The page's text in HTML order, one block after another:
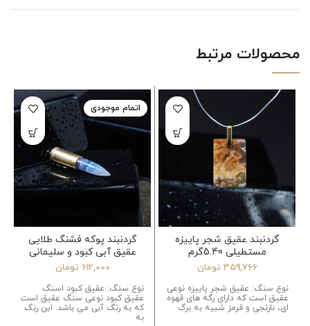
محصولات مرتبط
گردنبند عقیق شجر پاییزه
مستطیلی 5.40گرم
359,766 تومان
نوع سنگ: عقیق شجر پاییزه نوعی
عقیق است که دارای رگه های قهوه
ای، نارنجی و قرمز شبیه به برگ
اتمام موجودی
گردنبند پوکه فشنگ طلایی
عقیق آبی کبود و سلیمانی
612,000 تومان
نوع سنگ: عقیق کبود اسنگ
عقیق کبود نوعی سنگ عقیق است
که به رنگ آبی می باشد. این رنگ
به